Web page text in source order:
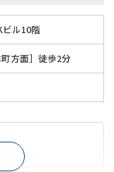
ル10階
方面］徒歩2分